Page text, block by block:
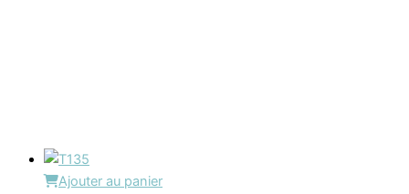
Ajouter au panier